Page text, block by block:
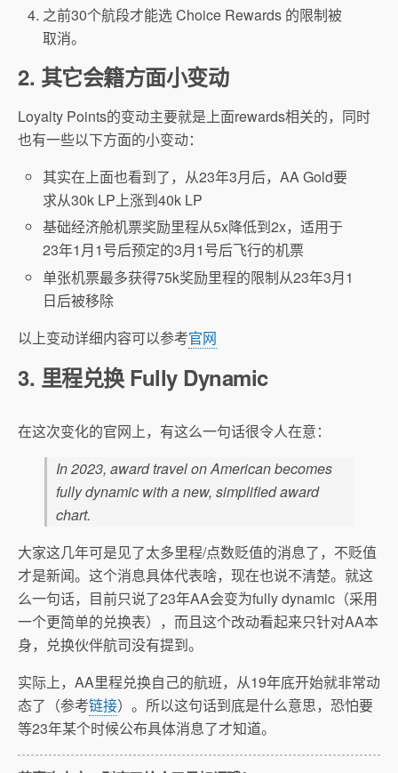
之前30个航段才能选 Choice Rewards 的限制被
取消。
2. 其它会籍方面小变动
Loyalty Points的变动主要就是上面rewards相关的，同时
也有一些以下方面的小变动：
其实在上面也看到了，从23年3月后，AA Gold要
求从30k LP上涨到40k LP
基础经济舱机票奖励里程从5x降低到2x，适用于
23年1月1号后预定的3月1号后飞行的机票
单张机票最多获得75k奖励里程的限制从23年3月1
日后被移除
以上变动详细内容可以参考官网
3. 里程兑换 Fully Dynamic
在这次变化的官网上，有这么一句话很令人在意：
In 2023, award travel on American becomes
fully dynamic with a new, simplified award
chart.
大家这几年可是见了太多里程/点数贬值的消息了，不贬值
才是新闻。这个消息具体代表啥，现在也说不清楚。就这
么一句话，目前只说了23年AA会变为fully dynamic（采用
一个更简单的兑换表），而且这个改动看起来只针对AA本
身，兑换伙伴航司没有提到。
实际上，AA里程兑换自己的航班，从19年底开始就非常动
态了（参考链接）。所以这句话到底是什么意思，恐怕要
等23年某个时候公布具体消息了才知道。